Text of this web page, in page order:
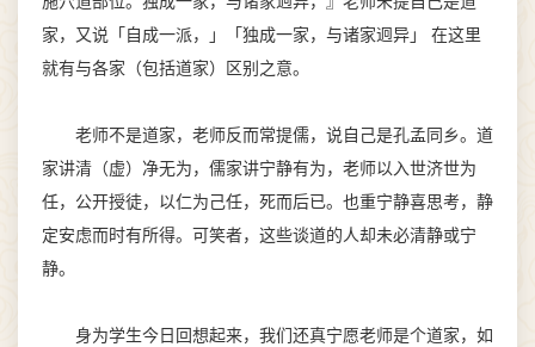
家，又说「自成一派，」「独成一家，与诸家迥异」 在这里
就有与各家（包括道家）区别之意。
老师不是道家，老师反而常提儒，说自己是孔孟同乡。道
家讲清（虚）净无为，儒家讲宁静有为，老师以入世济世为
任，公开授徒，以仁为己任，死而后已。也重宁静喜思考，静
定安虑而时有所得。可笑者，这些谈道的人却未必清静或宁
静。
身为学生今日回想起来，我们还真宁愿老师是个道家，如